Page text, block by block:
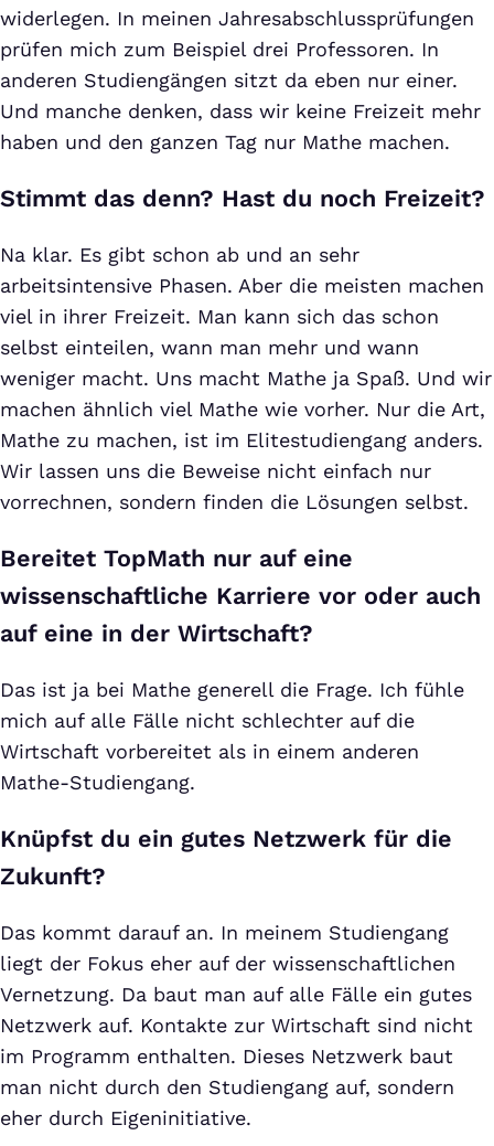
widerlegen. In meinen Jahresabschlussprüfungen
prüfen mich zum Beispiel drei Professoren. In
anderen Studiengängen sitzt da eben nur einer.
Und manche denken, dass wir keine Freizeit mehr
haben und den ganzen Tag nur Mathe machen.
Stimmt das denn? Hast du noch Freizeit?
Na klar. Es gibt schon ab und an sehr
arbeitsintensive Phasen. Aber die meisten machen
viel in ihrer Freizeit. Man kann sich das schon
selbst einteilen, wann man mehr und wann
weniger macht. Uns macht Mathe ja Spaß. Und wir
machen ähnlich viel Mathe wie vorher. Nur die Art,
Mathe zu machen, ist im Elitestudiengang anders.
Wir lassen uns die Beweise nicht einfach nur
vorrechnen, sondern finden die Lösungen selbst.
Bereitet TopMath nur auf eine
wissenschaftliche Karriere vor oder auch
auf eine in der Wirtschaft?
Das ist ja bei Mathe generell die Frage. Ich fühle
mich auf alle Fälle nicht schlechter auf die
Wirtschaft vorbereitet als in einem anderen
Mathe-Studiengang.
Knüpfst du ein gutes Netzwerk für die
Zukunft?
Das kommt darauf an. In meinem Studiengang
liegt der Fokus eher auf der wissenschaftlichen
Vernetzung. Da baut man auf alle Fälle ein gutes
Netzwerk auf. Kontakte zur Wirtschaft sind nicht
im Programm enthalten. Dieses Netzwerk baut
man nicht durch den Studiengang auf, sondern
eher durch Eigeninitiative.